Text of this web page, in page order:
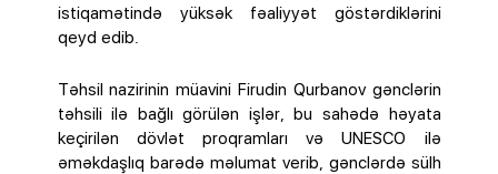
istiqamətində yüksək fəaliyyət göstərdiklərini
qeyd edib.
Təhsil nazirinin müavini Firudin Qurbanov gənclərin
təhsili ilə bağlı görülən işlər, bu sahədə həyata
keçirilən dövlət proqramları və UNESCO ilə
əməkdaşlıq barədə məlumat verib, gənclərdə sülh